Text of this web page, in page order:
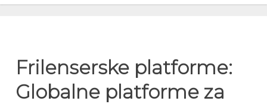
Frilenserske platforme:
Globalne platforme za